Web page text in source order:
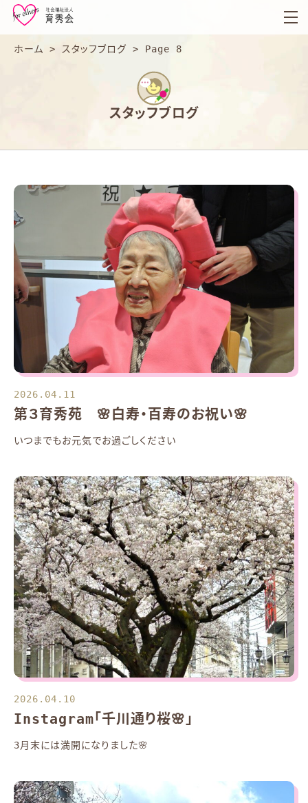
育
秀
会
ホーム > スタッフブログ > Page 8
スタッフブログ
2026.04.11
第３育秀苑 🌸白寿・百寿のお祝い🌸
いつまでもお元気でお過ごしください
2026.04.10
Instagram「千川通り桜🌸」
3月末には満開になりました🌸